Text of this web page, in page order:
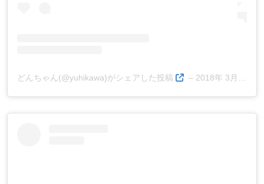
どんちゃん(@yuhikawa)がシェアした投稿 – 2018年 3月月14日午後3時58分PDT